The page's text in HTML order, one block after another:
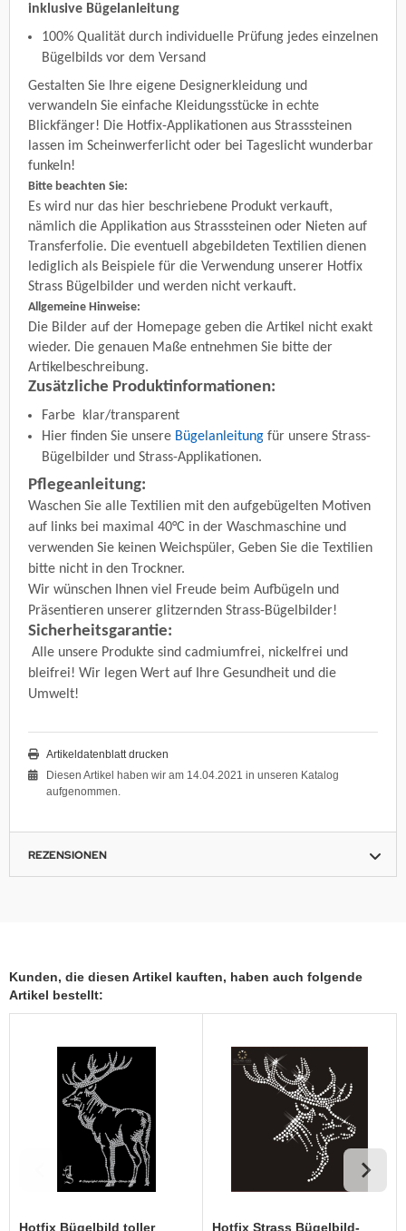
inklusive Bügelanleitung
100% Qualität durch individuelle Prüfung jedes einzelnen
Bügelbilds vor dem Versand
Gestalten Sie Ihre eigene Designerkleidung und
verwandeln Sie einfache Kleidungsstücke in echte
Blickfänger! Die Hotfix-Applikationen aus Strasssteinen
lassen im Scheinwerferlicht oder bei Tageslicht wunderbar
funkeln!
Bitte beachten Sie:
Es wird nur das hier beschriebene Produkt verkauft,
nämlich die Applikation aus Strasssteinen oder Nieten auf
Transferfolie. Die eventuell abgebildeten Textilien dienen
lediglich als Beispiele für die Verwendung unserer Hotfix
Strass Bügelbilder und werden nicht verkauft.
Allgemeine Hinweise:
Die Bilder auf der Homepage geben die Artikel nicht exakt
wieder. Die genauen Maße entnehmen Sie bitte der
Artikelbeschreibung.
Zusätzliche Produktinformationen:
Farbe
klar/transparent
Hier finden Sie unsere Bügelanleitung für unsere Strass-
Bügelbilder und Strass-Applikationen.
Pflegeanleitung:
Waschen Sie alle Textilien mit den aufgebügelten Motiven
auf links bei maximal 40°C in der Waschmaschine und
verwenden Sie keinen Weichspüler, Geben Sie die Textilien
bitte nicht in den Trockner.
Wir wünschen Ihnen viel Freude beim Aufbügeln und
Präsentieren unserer glitzernden Strass-Bügelbilder!
Sicherheitsgarantie:
Alle unsere Produkte sind cadmiumfrei, nickelfrei und
bleifrei! Wir legen Wert auf Ihre Gesundheit und die
Umwelt!
Artikeldatenblatt drucken
Diesen Artikel haben wir am 14.04.2021 in unseren Katalog
aufgenommen.
REZENSIONEN
Kunden, die diesen Artikel kauften, haben auch folgende
Artikel bestellt:
Hotfix Bügelbild toller Hotfix Strass Bügelbild-